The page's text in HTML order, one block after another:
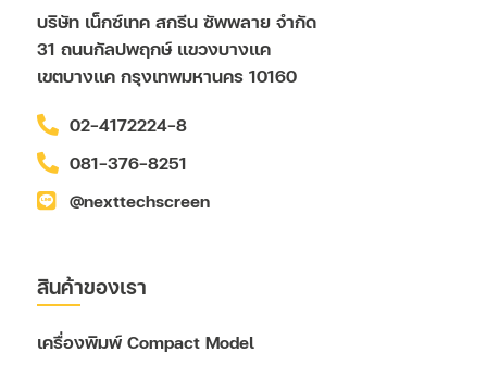
บริษัท เน็กซ์เทค สกรีน ซัพพลาย จำกัด
31 ถนนกัลปพฤกษ์ แขวงบางแค
เขตบางแค กรุงเทพมหานคร 10160
02-4172224-8
081-376-8251
@nexttechscreen
สินค้าของเรา
เครื่องพิมพ์ Compact Model